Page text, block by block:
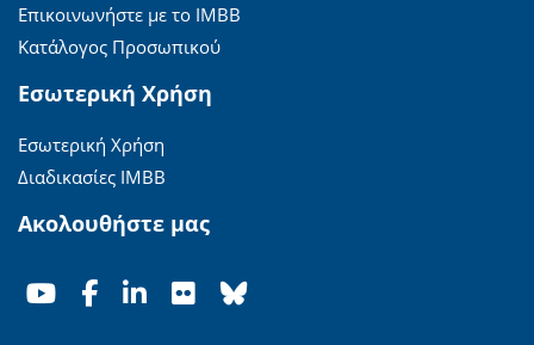
Επικοινωνήστε με το ΙΜΒΒ
Κατάλογος Προσωπικού
Εσωτερική Χρήση
Εσωτερική Χρήση
Διαδικασίες ΙΜΒΒ
Ακολουθήστε μας